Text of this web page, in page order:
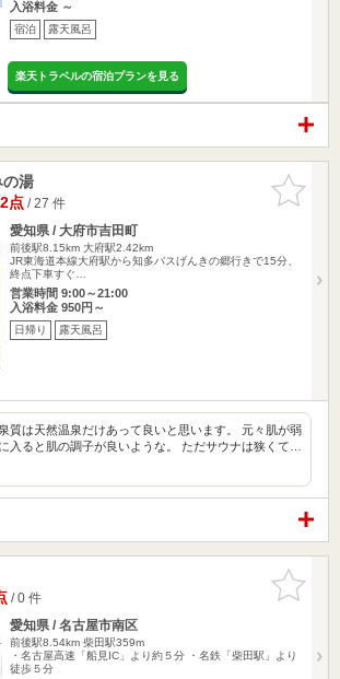
入浴料金 ～
宿泊 露天風呂
楽天トラベルの宿泊プランを見る
お気に入
りに追加
湯
点/ 27 件
愛知県 / 大府市吉田町
前後駅8.15km 大府駅2.42km
JR東海道本線大府駅から知多バスげんきの郷行きで15分、
終点下車すぐ…
営業時間 9:00～21:00
入浴料金 950円～
日帰り 露天風呂
質は天然温泉だけあって良いと思います。 元々肌が弱
入ると肌の調子が良いような。 ただサウナは狭くて…
お気に入
りに追加
/ 0 件
愛知県 / 名古屋市南区
前後駅8.54km 柴田駅359m
・名古屋高速「船見IC」より約５分 ・名鉄「柴田駅」より
徒歩５分